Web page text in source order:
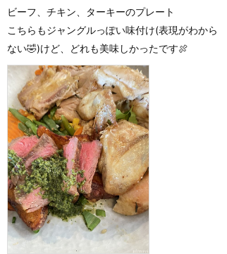
ビーフ、チキン、ターキーのプレート
こちらもジャングルっぽい味付け(表現がわから
ない🤣)けど、どれも美味しかったです🍖